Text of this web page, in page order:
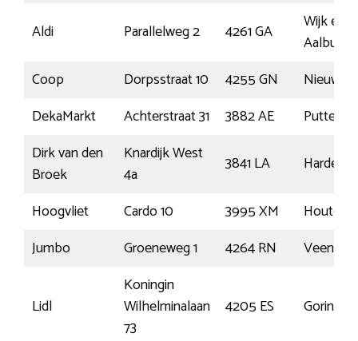
Aldi
Parallelweg 2 4261 GA
Wijk en
Aalburg
Coop
Dorpsstraat 10 4255 GN
DekaMarkt
Achterstraat 31 3882 AE
Putten
Dirk van den
Broek
Knardijk West
4a
3841 LA
Hoogvliet
Cardo 10 3995 XM
Houten
Jumbo
Groeneweg 1 4264 RN Veen
Lidl
Koningin
Wilhelminalaan
73
4205 ES